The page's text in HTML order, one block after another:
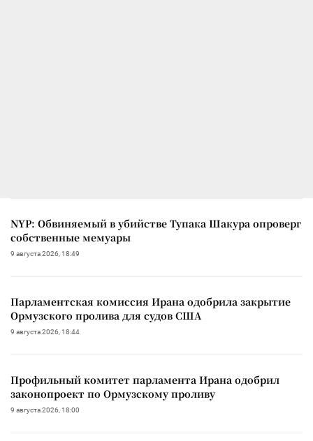
NYP: Обвиняемый в убийстве Тупака Шакура опроверг
собственные мемуары
9 августа 2026, 18:49
Парламентская комиссия Ирана одобрила закрытие
Ормузского пролива для судов США
9 августа 2026, 18:44
Профильный комитет парламента Ирана одобрил
законопроект по Ормузскому проливу
9 августа 2026, 18:00